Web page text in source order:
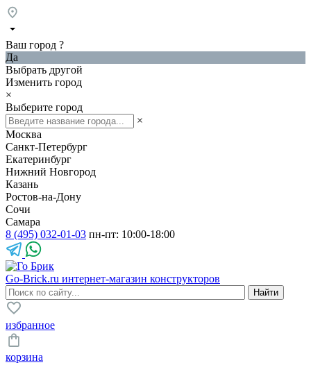
Ваш город ?
Да
Выбрать другой
Изменить город
×
Выберите город
×
Москва
Санкт-Петербург
Екатеринбург
Нижний Новгород
Казань
Ростов-на-Дону
Сочи
Самара
8 (495) 032-01-03 пн-пт: 10:00-18:00
Go-Brick.ru интернет-магазин конструкторов
избранное
корзина